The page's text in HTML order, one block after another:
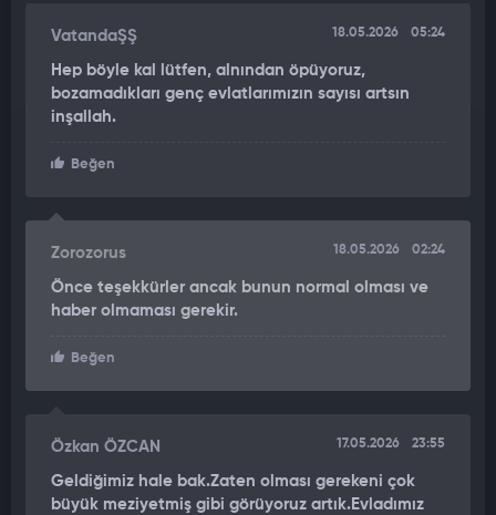
VatandaŞŞ 18.05.2026 05:24
Hep böyle kal lütfen, alnından öpüyoruz,
bozamadıkları genç evlatlarımızın sayısı artsın
inşallah.
Beğen
Zorozorus 18.05.2026 02:24
Önce teşekkürler ancak bunun normal olması ve
haber olmaması gerekir.
Beğen
Özkan ÖZCAN 17.05.2026 23:55
Geldiğimiz hale bak.Zaten olması gerekeni çok
büyük meziyetmiş gibi görüyoruz artık.Evladımız